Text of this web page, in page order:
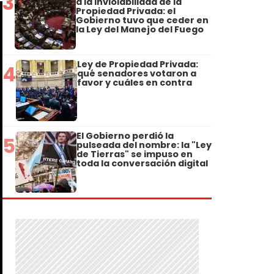
Propiedad Privada: el
Gobierno tuvo que ceder en
la Ley del Manejo del Fuego
4 Ley de Propiedad Privada:
qué senadores votaron a
favor y cuáles en contra
5 El Gobierno perdió la
pulseada del nombre: la "Ley
de Tierras" se impuso en
toda la conversación digital